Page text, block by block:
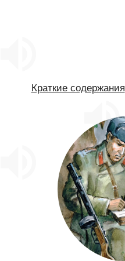
Краткие содержания